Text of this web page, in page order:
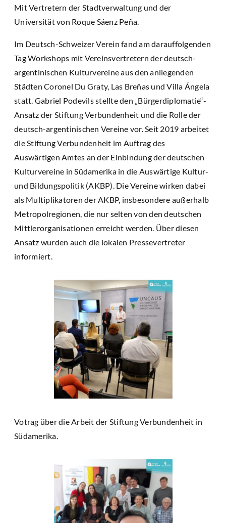
Mit Vertretern der Stadtverwaltung und der
Universität von Roque Sáenz Peña.
Im Deutsch-Schweizer Verein fand am darauffolgenden
Tag Workshops mit Vereinsvertretern der deutsch-
argentinischen Kulturvereine aus den anliegenden
Städten Coronel Du Graty, Las Breñas und Villa Ángela
statt. Gabriel Podevils stellte den „Bürgerdiplomatie“-
Ansatz der Stiftung Verbundenheit und die Rolle der
deutsch-argentinischen Vereine vor. Seit 2019 arbeitet
die Stiftung Verbundenheit im Auftrag des
Auswärtigen Amtes an der Einbindung der deutschen
Kulturvereine in Südamerika in die Auswärtige Kultur-
und Bildungspolitik (AKBP). Die Vereine wirken dabei
als Multiplikatoren der AKBP, insbesondere außerhalb
Metropolregionen, die nur selten von den deutschen
Mittlerorganisationen erreicht werden. Über diesen
Ansatz wurden auch die lokalen Pressevertreter
informiert.
Votrag über die Arbeit der Stiftung Verbundenheit in
Südamerika.